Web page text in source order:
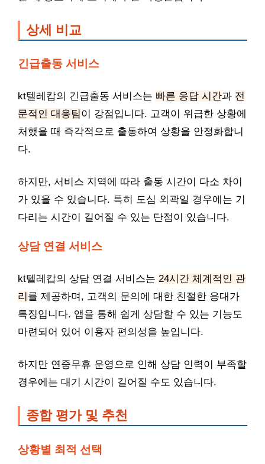
상세 비교
긴급출동 서비스
kt텔레캅의 긴급출동 서비스는 빠른 응답 시간과 전
문적인 대응팀이 강점입니다. 고객이 위급한 상황에
처했을 때 즉각적으로 출동하여 상황을 안정화합니
다.
하지만, 서비스 지역에 따라 출동 시간이 다소 차이
가 있을 수 있습니다. 특히 도심 외곽일 경우에는 기
다리는 시간이 길어질 수 있는 단점이 있습니다.
상담 연결 서비스
kt텔레캅의 상담 연결 서비스는 24시간 체계적인 관
리 를 제공하며, 고객의 문의에 대한 친절한 응대가
특징입니다. 앱을 통해 쉽게 상담할 수 있는 기능도
마련되어 있어 이용자 편의성을 높입니다.
하지만 연중무휴 운영으로 인해 상담 인력이 부족할
경우에는 대기 시간이 길어질 수도 있습니다.
종합 평가 및 추천
상황별 최적 선택